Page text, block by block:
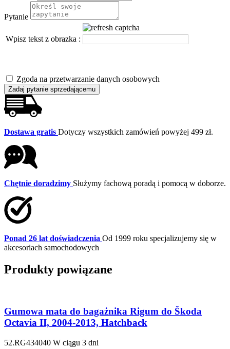
Pytanie
Wpisz tekst z obrazka :
Zgoda na przetwarzanie danych osobowych
Zadaj pytanie sprzedającemu
Dostawa gratis Dotyczy wszystkich zamówień powyżej 499 zł.
Chętnie doradzimy Służymy fachową poradą i pomocą w doborze.
Ponad 26 lat doświadczenia Od 1999 roku specjalizujemy się w
akcesoriach samochodowych
Produkty powiązane
Gumowa mata do bagażnika Rigum do Škoda
Octavia II, 2004-2013, Hatchback
52.RG434040 W ciągu 3 dni